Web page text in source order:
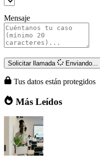
Mensaje
Solicitar llamada Enviando...
Tus datos están protegidos
Más Leídos